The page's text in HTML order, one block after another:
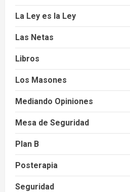
La Ley es la Ley
Las Netas
Libros
Los Masones
Mediando Opiniones
Mesa de Seguridad
Plan B
Posterapia
Seguridad